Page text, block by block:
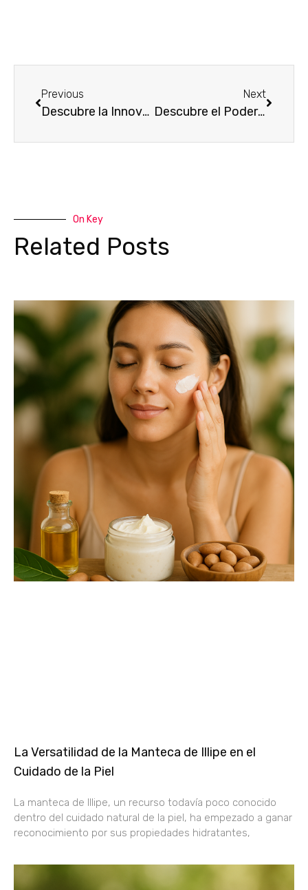
Previous
Descubre la Innovación del Aceite de Fruta de la Pasión para el Cuidado de la Piel
Next
Descubre el Poder Nutritivo del Jabón de Avena para una Piel Saludable
On Key
Related Posts
La Versatilidad de la Manteca de Illipe en el
Cuidado de la Piel
La manteca de Illipe, un recurso todavía poco conocido
dentro del cuidado natural de la piel, ha empezado a ganar
reconocimiento por sus propiedades hidratantes,